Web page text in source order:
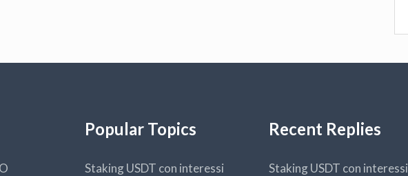
Popular Topics
Staking USDT con interessi
Recent Replies
Staking USDT con interessi